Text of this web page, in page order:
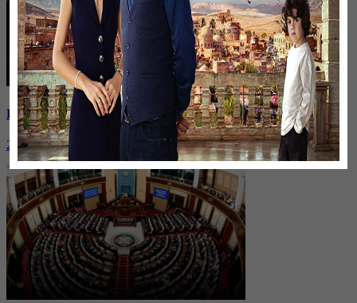
Премия «Оскар»: кто заберет награду?
26 января, 20:27